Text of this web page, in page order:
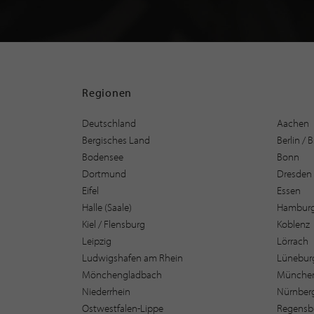
Regionen
Deutschland Aachen
Bergisches Land
Berlin /
Bodensee
Bonn
Dortmund
Dresden
Eifel
Essen
Halle (Saale)
Kiel / Flensburg
Koblenz
Leipzig
Lörrach
Ludwigshafen am Rhein
Mönchengladbach
Niederrhein
Ostwestfalen-Lippe